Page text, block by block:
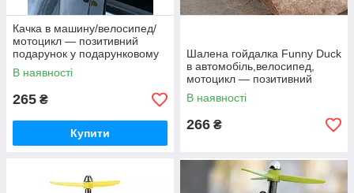
Качка в машину/велосипед/
мотоцикл — позитивний
подарунок у подарунковому
пакованні
В наявності
265 ₴
Купити
Шалена гойдалка Funny Duck
в автомобіль,велосипед,
мотоцикл — позитивний
подарунок + паковання
В наявності
266 ₴